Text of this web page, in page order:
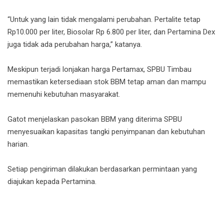
“Untuk yang lain tidak mengalami perubahan. Pertalite tetap
Rp10.000 per liter, Biosolar Rp 6.800 per liter, dan Pertamina Dex
juga tidak ada perubahan harga,” katanya.
Meskipun terjadi lonjakan harga Pertamax, SPBU Timbau
memastikan ketersediaan stok BBM tetap aman dan mampu
memenuhi kebutuhan masyarakat.
Gatot menjelaskan pasokan BBM yang diterima SPBU
menyesuaikan kapasitas tangki penyimpanan dan kebutuhan
harian.
Setiap pengiriman dilakukan berdasarkan permintaan yang
diajukan kepada Pertamina.